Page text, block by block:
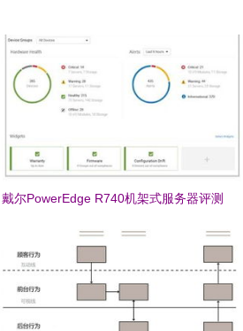
戴尔PowerEdge R740机架式服务器评测